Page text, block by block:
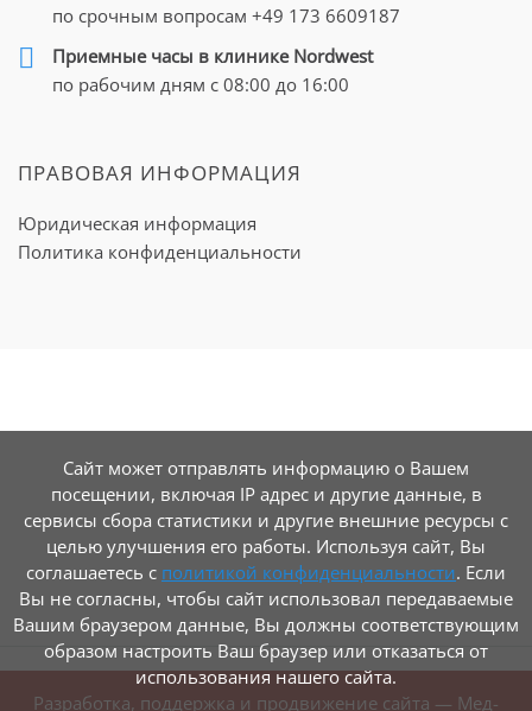
по срочным вопросам +49 173 6609187
Приемные часы в клинике Nordwest
по рабочим дням с 08:00 до 16:00
ПРАВОВАЯ ИНФОРМАЦИЯ
Юридическая информация
Политика конфиденциальности
Разработка, поддержка и продвижение сайта — Мед-
Сайт может отправлять информацию о Вашем
посещении, включая IP адрес и другие данные, в
сервисы сбора статистики и другие внешние ресурсы с
целью улучшения его работы. Используя сайт, Вы
соглашаетесь с политикой конфиденциальности. Если
Вы не согласны, чтобы сайт использовал передаваемые
Вашим браузером данные, Вы должны соответствующим
образом настроить Ваш браузер или отказаться от
использования нашего сайта.